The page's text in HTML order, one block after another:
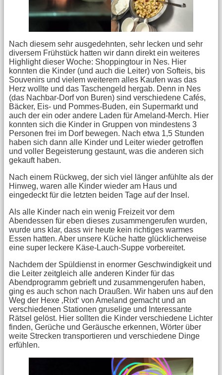
Nach diesem sehr ausgedehnten, sehr lecken und sehr
diversem Frühstück hatten wir dann direkt ein weiteres
Highlight dieser Woche: Shoppingtour in Nes. Hier
konnten die Kinder (und auch die Leiter) von Softeis, bis
Souvenirs und vielem weiterem alles Kaufen was das
Herz wollte und das Taschengeld hergab. Denn in Nes
(das Nachbar-Dorf von Buren) sind verschiedene Cafés,
Bäcker, Eis- und Pommes-Buden, ein Supermarkt und
auch der ein oder andere Laden für Ameland-Merch. Hier
konnten sich die Kinder in Gruppen von mindestens 3
Personen frei im Dorf bewegen. Nach etwa 1,5 Stunden
haben sich dann alle Kinder und Leiter wieder getroffen
und voller Begeisterung gestaunt, was die anderen sich
gekauft haben.
Nach einem Rückweg, der sich viel länger anfühlte als der
Hinweg, waren alle Kinder wieder am Haus und
eingedeckt für die letzten beiden Tage auf der Insel.
Als alle Kinder nach ein wenig Freizeit vor dem
Abendessen für eben dieses zusammengerufen wurden,
wurde uns klar, dass wir heute kein richtiges warmes
Essen hatten. Aber unsere Küche hatte glücklicherweise
eine super leckere Käse-Lauch-Suppe vorbereitet.
Nachdem der Spüldienst in enormer Geschwindigkeit und
die Leiter zeitgleich alle anderen Kinder für das
Abendprogramm gebrieft und zusammengerufen haben,
ging es auch schon nach Draußen. Wir haben uns auf den
Weg der Hexe ‚Rixt‘ von Ameland gemacht und an
verschiedenen Stationen gruselige und Interessante
Rätsel gelöst. Hier sollten die Kinder verschiedene Lichter
finden, Gerüche und Geräusche erkennen, Wörter über
weite Strecken transportieren und verschiedene Dinge
erfühlen.